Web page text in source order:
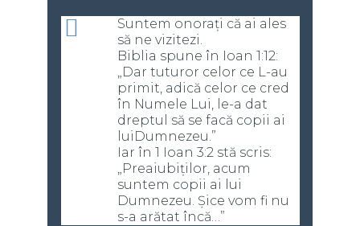
Suntem onorați că ai ales
să ne vizitezi.
Biblia spune în Ioan 1:12:
„Dar tuturor celor ce L-au
primit, adică celor ce cred
în Numele Lui, le-a dat
dreptul să se facă copii ai
luiDumnezeu.”
Iar în 1 Ioan 3:2 stă scris:
„Preaiubiților, acum
suntem copii ai lui
Dumnezeu. Șice vom fi nu
s-a arătat încă…”